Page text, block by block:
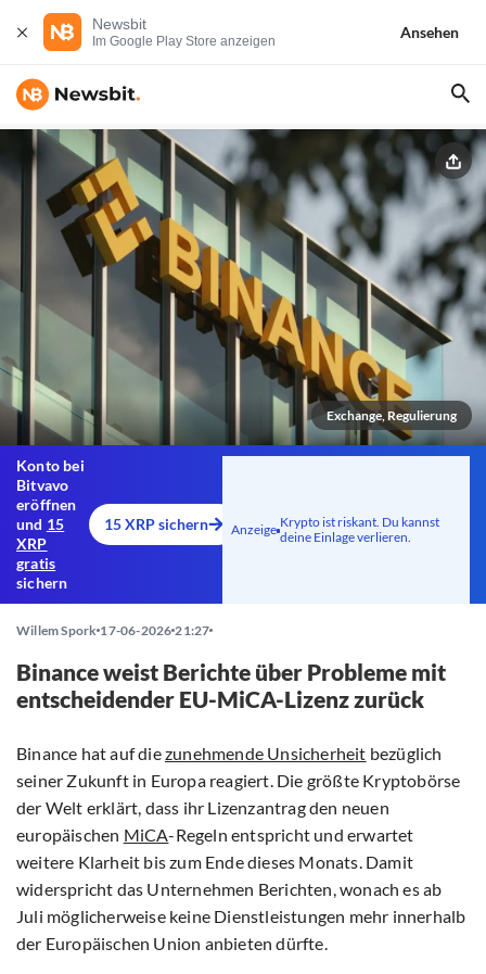
Newsbit
Im Google Play Store anzeigen
Ansehen
Exchange, Regulierung
Konto bei
Bitvavo
eröffnen
und 15
XRP
gratis
sichern
15 XRP sichern Anzeige Krypto ist riskant. Du kannst
deine Einlage verlieren.
Willem Spork 17-06-2026 21:27
Binance weist Berichte über Probleme mit
entscheidender EU-MiCA-Lizenz zurück
Binance hat auf diezunehmende Unsicherheit bezüglich
seiner Zukunft in Europa reagiert. Die größte Kryptobörse
der Welt erklärt, dass ihr Lizenzantrag den neuen
europäischen MiCA-Regeln entspricht und erwartet
weitere Klarheit bis zum Ende dieses Monats. Damit
widerspricht das Unternehmen Berichten, wonach es ab
Juli möglicherweise keine Dienstleistungen mehr innerhalb
der Europäischen Union anbieten dürfte.